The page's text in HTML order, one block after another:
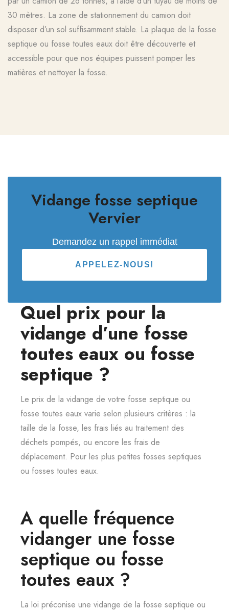
30 mètres. La zone de stationnement du camion doit
disposer d’un sol suffisamment stable. La plaque de la fosse
septique ou fosse toutes eaux doit être découverte et
accessible pour que nos équipes puissent pomper les
matières et nettoyer la fosse.
Vidange fosse septique
Vervier
Demandez un rappel immédiat
APPELEZ-NOUS!
Quel prix pour la
vidange d’une fosse
toutes eaux ou fosse
septique ?
Le prix de la vidange de votre fosse septique ou
fosse toutes eaux varie selon plusieurs critères : la
taille de la fosse, les frais liés au traitement des
déchets pompés, ou encore les frais de
déplacement. Pour les plus petites fosses septiques
ou fosses toutes eaux.
A quelle fréquence
vidanger une fosse
septique ou fosse
toutes eaux ?
La loi préconise une vidange de la fosse septique ou